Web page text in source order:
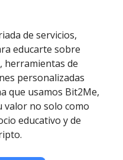
de servicios,
educarte sobre
herramientas de
personalizadas
que usamos Bit2Me,
valor no solo como
educativo y de